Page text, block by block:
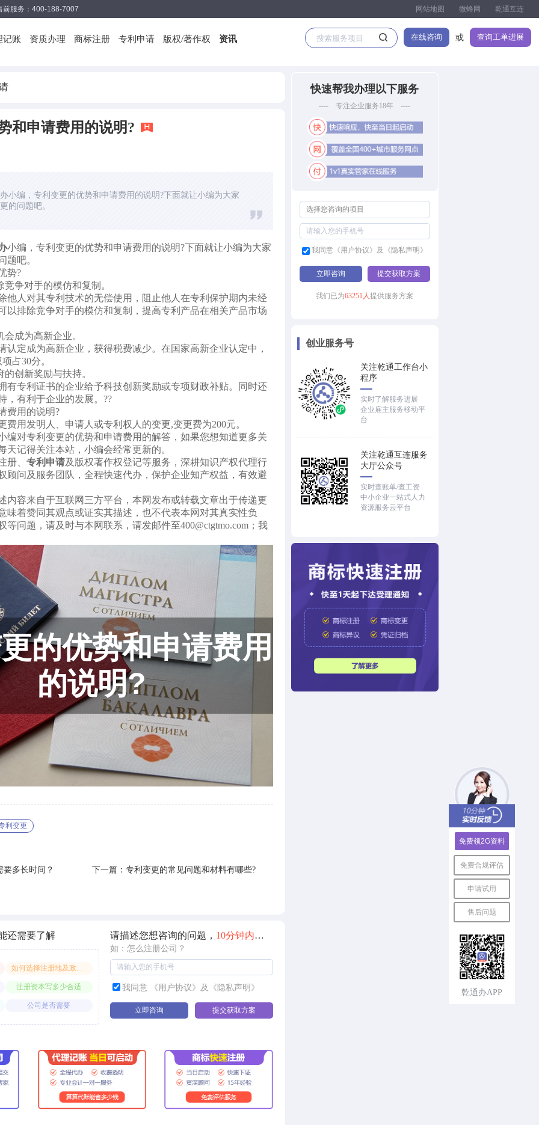
前服务：400-188-7007 乾通互连
微蜂网
网站地图
查询工单进展
或
在线咨询
记账 资质办理 商标注册 专利申请 版权/著作权 资讯
和申请费用的说明?
小编，专利变更的优势和申请费用的说明?下面就让小编为大家
的问题吧。
小编，专利变更的优势和申请费用的说明?下面就让小编为大家
题吧。
势?
争对手的模仿和复制。
他人对其专利技术的无偿使用，阻止他人在专利保护期内未经
以排除竞争对手的模仿和复制，提高专利产品在相关产品市场
成为高新企业。
认定成为高新企业，获得税费减少。在国家高新企业认定中，
占30分。
创新奖励与扶持。
有专利证书的企业给予科技创新奖励或专项财政补贴。同时还
，有利于企业的发展。??
费用的说明?
费用发明人、申请人或专利权人的变更,变更费为200元。
编对专利变更的优势和申请费用的解答，如果您想知道更多关
天记得关注本站，小编会经常更新的。
册、 专利申请及版权著作权登记等服务，深耕知识产权代理行
顾问及服务团队，全程快速代办，保护企业知产权益，有效避
内容来自于互联网三方平台，本网发布或转载文章出于传递更
味着赞同其观点或证实其描述，也不代表本网对其真实性负
等问题，请及时与本网联系，请发邮件至400@ctgtmo.com；我
利变更
多长时间？ 下一篇：专利变更的常见问题和材料有哪些?
还需要了解
注册资本写多少合适
公司是否需要
请描述您想咨询的问题， 10分钟内快速回电，
如：怎么注册公司？
我同意 《用户协议》及《隐私声明》
立即咨询 提交获取方案
快速帮我办理以下服务
---- 专注企业服务18年 ----
我同意《用户协议》及《隐私声明》
立即咨询 提交获取方案
我们已为63251人提供服务方案
创业服务号
关注乾通工作台小
程序
实时了解服务进展
企业雇主服务移动平
台
关注乾通互连服务
大厅公众号
实时查账单/查工资
中小企业一站式人力
资源服务云平台
免费领2G资料
免费合规评估
申请试用
售后问题
乾通办APP